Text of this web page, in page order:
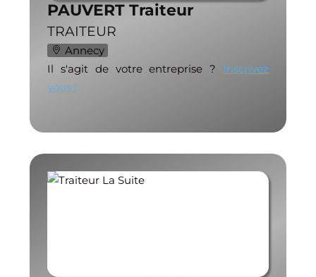
PAUVERT Traiteur
TRAITEUR
Annecy
Il s'agit de votre entreprise ? Inscrivez
vous !